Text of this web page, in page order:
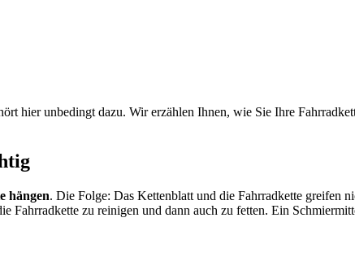
hier unbedingt dazu. Wir erzählen Ihnen, wie Sie Ihre
hängen. Die Folge: Das Kettenblatt und die Fahrradkette greifen
Fahrradkette zu reinigen und dann auch zu fetten. Ein